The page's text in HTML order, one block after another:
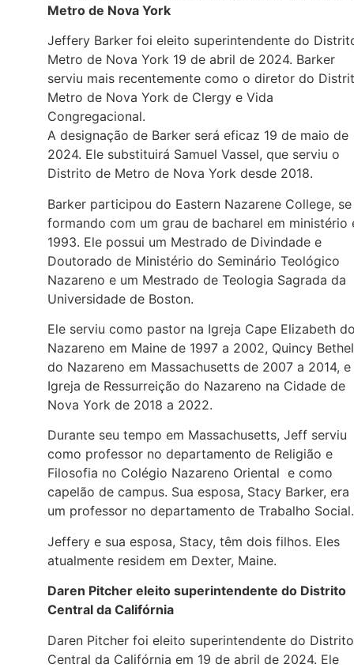
Metro de Nova York
Jeffery Barker foi eleito superintendente do
Metro de Nova York 19 de abril de 2024. Barker
serviu mais recentemente como o diretor do
Metro de Nova York de Clergy e Vida
Congregacional.
A designação de Barker será eficaz 19 de maio de
2024. Ele substituirá Samuel Vassel, que serviu o
Distrito de Metro de Nova York desde 2018.
Barker participou do Eastern Nazarene College, se
formando com um grau de bacharel em ministério
1993. Ele possui um Mestrado de Divindade e
Doutorado de Ministério do Seminário Teológico
Nazareno e um Mestrado de Teologia Sagrada da
Universidade de Boston.
Ele serviu como pastor na Igreja Cape Elizabeth
Nazareno em Maine de 1997 a 2002, Quincy Bethel
do Nazareno em Massachusetts de 2007 a 2014, e
Igreja de Ressurreição do Nazareno na Cidade de
Nova York de 2018 a 2022.
Durante seu tempo em Massachusetts, Jeff serviu
como professor no departamento de Religião e
Filosofia no Colégio Nazareno Oriental e como
capelão de campus. Sua esposa, Stacy Barker, era
um professor no departamento de Trabalho Social.
Jeffery e sua esposa, Stacy, têm dois filhos. Eles
atualmente residem em Dexter, Maine.
Daren Pitcher eleito superintendente do Distrito
Central da Califórnia
Daren Pitcher foi eleito superintendente do Distrito
Central da Califórnia em 19 de abril de 2024. Ele